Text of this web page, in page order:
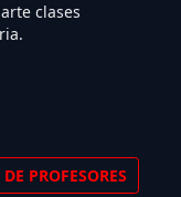
clases
PROFESORES